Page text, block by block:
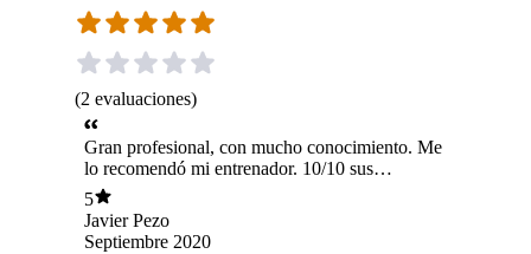
(2 evaluaciones)
Gran profesional, con mucho conocimiento. Me
lo recomendó mi entrenador. 10/10 sus
servicios.
5
Javier Pezo
Septiembre 2020